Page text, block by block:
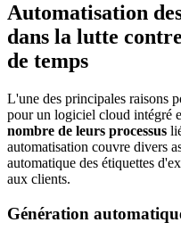
Automatisation
dans la lutte
de temps
L'une des principales raisons
pour un logiciel cloud intégré
nombre de leurs processus
automatisation couvre divers
automatique des étiquettes
aux clients.
Génération